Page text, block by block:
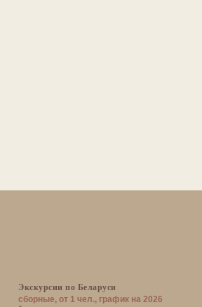
Экскурсии по Беларуси
сборные, от 1 чел., график на 2026